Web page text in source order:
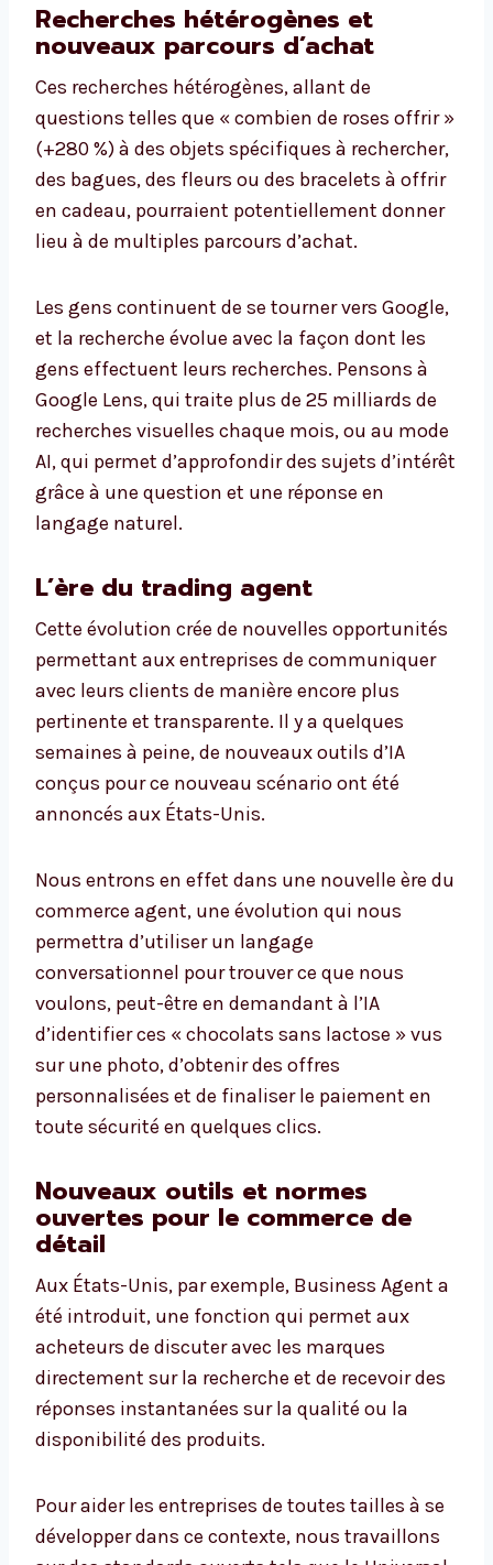
Recherches hétérogènes et
nouveaux parcours d’achat
Ces recherches hétérogènes, allant de
questions telles que « combien de roses offrir »
(+280 %) à des objets spécifiques à rechercher,
des bagues, des fleurs ou des bracelets à offrir
en cadeau, pourraient potentiellement donner
lieu à de multiples parcours d’achat.
Les gens continuent de se tourner vers Google,
et la recherche évolue avec la façon dont les
gens effectuent leurs recherches. Pensons à
Google Lens, qui traite plus de 25 milliards de
recherches visuelles chaque mois, ou au mode
AI, qui permet d’approfondir des sujets d’intérêt
grâce à une question et une réponse en
langage naturel.
L’ère du trading agent
Cette évolution crée de nouvelles opportunités
permettant aux entreprises de communiquer
avec leurs clients de manière encore plus
pertinente et transparente. Il y a quelques
semaines à peine, de nouveaux outils d’IA
conçus pour ce nouveau scénario ont été
annoncés aux États-Unis.
Nous entrons en effet dans une nouvelle ère du
commerce agent, une évolution qui nous
permettra d’utiliser un langage
conversationnel pour trouver ce que nous
voulons, peut-être en demandant à l’IA
d’identifier ces « chocolats sans lactose » vus
sur une photo, d’obtenir des offres
personnalisées et de finaliser le paiement en
toute sécurité en quelques clics.
Nouveaux outils et normes
ouvertes pour le commerce de
détail
Aux États-Unis, par exemple, Business Agent a
été introduit, une fonction qui permet aux
acheteurs de discuter avec les marques
directement sur la recherche et de recevoir des
réponses instantanées sur la qualité ou la
disponibilité des produits.
Pour aider les entreprises de toutes tailles à se
développer dans ce contexte, nous travaillons